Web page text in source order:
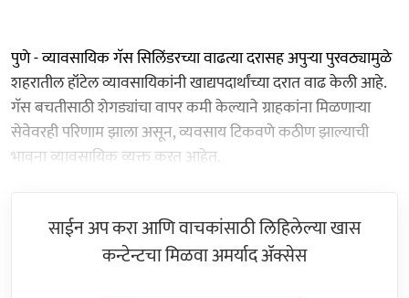
पुणे - व्यावसायिक गॅस सिलिंडरच्या वाढत्या दरासह अपुऱ्या पुरवठ्यामुळे
शहरातील हॉटेल व्यावसायिकांनी खाद्यपदार्थांच्या दरात वाढ केली आहे.
गॅस बचतीसाठी शेगड्यांचा वापर कमी केल्याने ग्राहकांना मिळणाऱ्या
सेवेवरही परिणाम झाला असून, व्यवसाय टिकवणे कठीण झाल्याची
भावना व्यावसायिक व्यक्त करत आहेत.
साईन अप करा आणि वाचकांसाठी लिहिलेल्या खास
कन्टेन्टचा मिळवा अमर्याद ॲक्सेस